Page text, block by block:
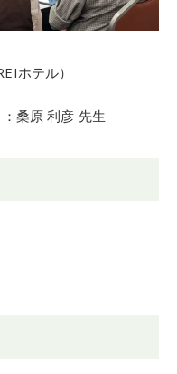
ホテル）
原 利彦 先生